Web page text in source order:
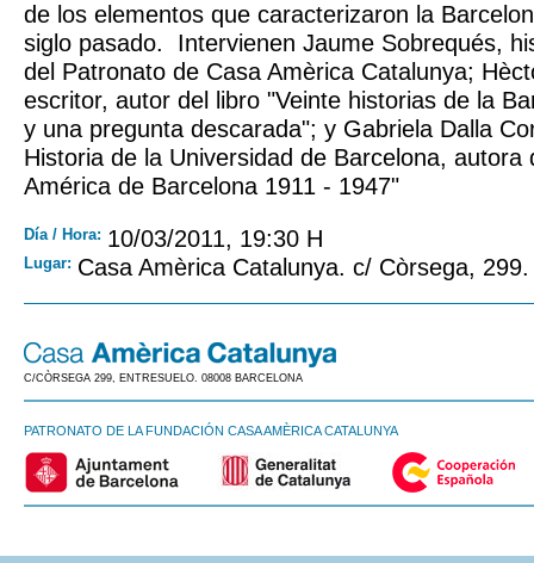
de los elementos que caracterizaron la
siglo pasado. Intervienen Jaume Sobrequés,
del Patronato de Casa Amèrica Catalunya;
escritor, autor del libro "Veinte historias de la
y una pregunta descarada"; y Gabriela Dalla
Historia de la Universidad de Barcelona, autora
América de Barcelona 1911 - 1947"
Día / Hora: 10/03/2011, 19:30 H
Lugar: Casa Amèrica Catalunya. c/ Còrsega,
C/CÒRSEGA 299, ENTRESUELO. 08008 BARCELONA
PATRONATO DE LA FUNDACIÓN CASA AMÈRICA CATALUNYA